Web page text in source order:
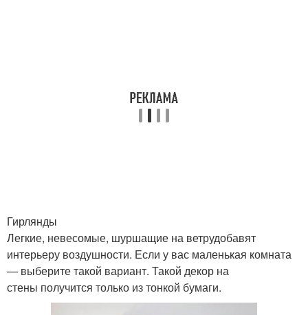
Гирлянды
Легкие, невесомые, шуршащие на ветрудобавят
интерьеру воздушности. Если у вас маленькая комната
— выберите такой вариант. Такой декор на
стены получится только из тонкой бумаги.